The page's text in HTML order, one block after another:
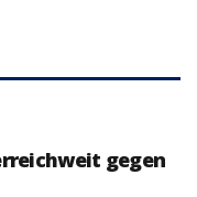
gegen